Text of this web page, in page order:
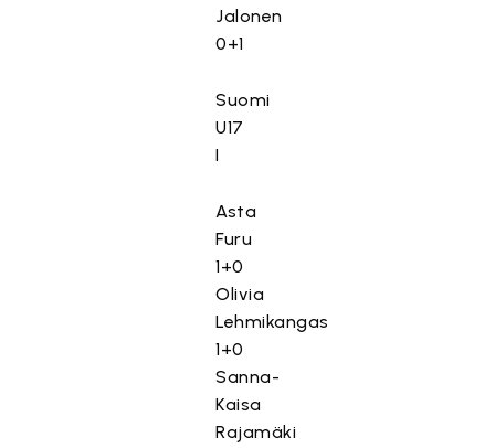
Jalonen
0+1
Suomi
U17
I
Asta
Furu
1+0
Olivia
Lehmikangas
1+0
Sanna-
Kaisa
Rajamäki